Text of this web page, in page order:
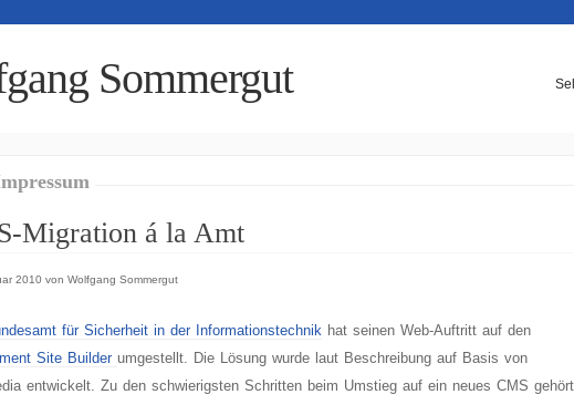
Sommergut
Migration á la Amt
2010 von Wolfgang Sommergut
für Sicherheit in der Informationstechnik hat seinen Web-Auftritt auf den
Site Builder umgestellt. Die Lösung wurde laut Beschreibung auf Basis von
entwickelt. Zu den schwierigsten Schritten beim Umstieg auf ein neues CMS gehört